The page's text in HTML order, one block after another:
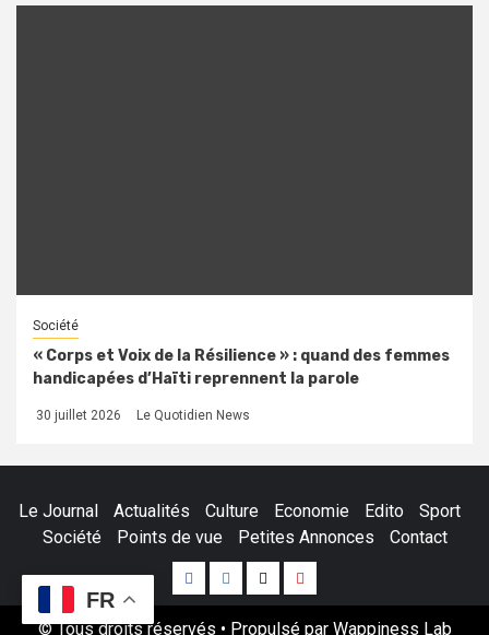
Société
« Corps et Voix de la Résilience » : quand des femmes
handicapées d’Haïti reprennent la parole
30 juillet 2026 Le Quotidien News
Le Journal Actualités Culture Economie Edito
Sport
Société
Points de vue Petites Annonces Contact
FacebookInstagram
TwitterYoutube
© Tous droits réservés • Propulsé par Wappiness Lab
FR